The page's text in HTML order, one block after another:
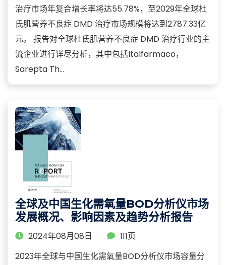
治疗市场年复合增长率将达55.78%，至2029年全球杜
氏肌营养不良症 DMD 治疗市场规模将达到2787.33亿
元。 报告对全球杜氏肌营养不良症 DMD 治疗行业的主
流企业进行详尽分析，其中包括Italfarmaco，
Sarepta Th...
全球及中国生化需氧量BOD分析仪市场
发展概况、影响因素及趋势分析报告
2024年08月08日
111页
2023年全球与中国生化需氧量BOD分析仪市场容量分